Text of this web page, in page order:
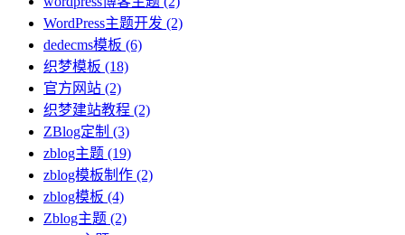
WordPress主题开发 (2)
dedecms模板 (6)
织梦模板 (18)
官方网站 (2)
织梦建站教程 (2)
ZBlog定制 (3)
zblog主题 (19)
zblog模板制作 (2)
zblog模板 (4)
Zblog主题 (2)